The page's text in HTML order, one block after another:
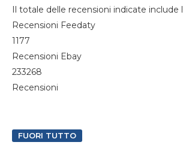
Il totale delle recensioni indicate include
Recensioni Feedaty
1177
Recensioni Ebay
233268
Recensioni
FUORI TUTTO